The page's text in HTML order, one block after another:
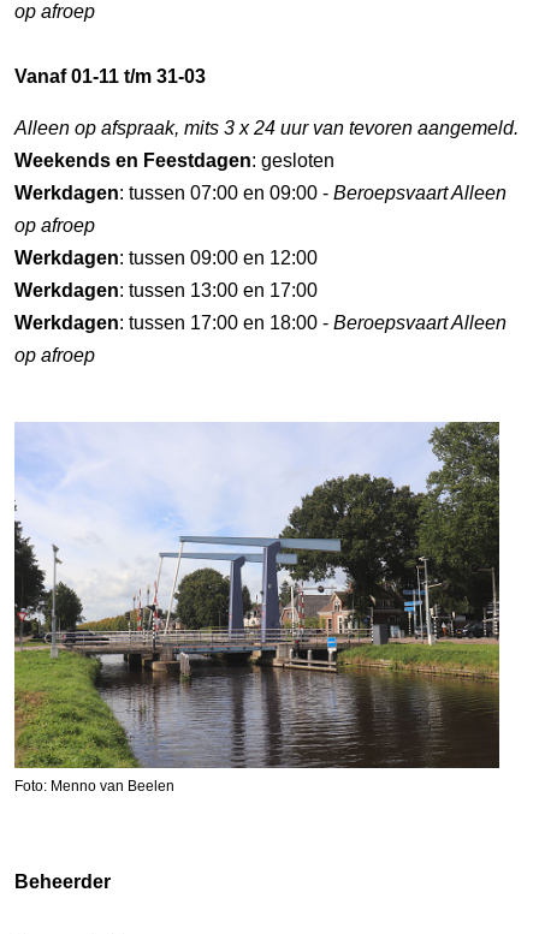
op afroep
Vanaf 01-11 t/m 31-03
Alleen op afspraak, mits 3 x 24 uur van tevoren aangemeld.
Weekends en Feestdagen: gesloten
Werkdagen: tussen 07:00 en 09:00 - Beroepsvaart Alleen
op afroep
Werkdagen: tussen 09:00 en 12:00
Werkdagen: tussen 13:00 en 17:00
Werkdagen: tussen 17:00 en 18:00 - Beroepsvaart Alleen
op afroep
Foto: Menno van Beelen
Beheerder